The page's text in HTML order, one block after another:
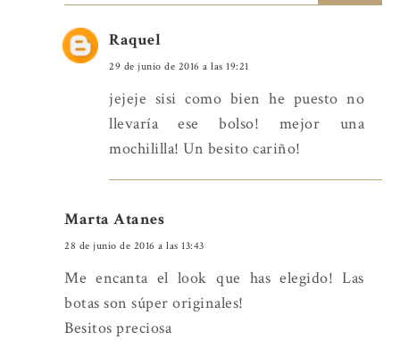
Raquel
29 de junio de 2016 a las 19:21
jejeje sisi como bien he puesto no
llevaría ese bolso! mejor una
mochililla! Un besito cariño!
Marta Atanes
28 de junio de 2016 a las 13:43
Me encanta el look que has elegido! Las
botas son súper originales!
Besitos preciosa